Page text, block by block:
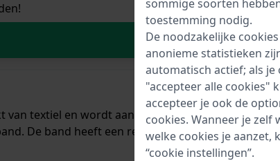
In
van textiel en wordt aan het horloge bevestigd
De band heeft een rechte aanzet wat
sommige soorten
toestemming nodig.
De noodzakelijke
anonieme statistieken
automatisch actief; als je
"accepteer alle cookies"
accepteer je ook de
cookies. Wanneer je zelf
welke cookies je aanzet,
“cookie instellingen”.